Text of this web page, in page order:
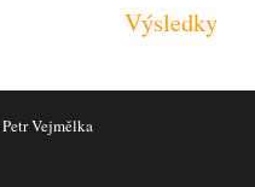
Výsledky
Petr Vejmělka